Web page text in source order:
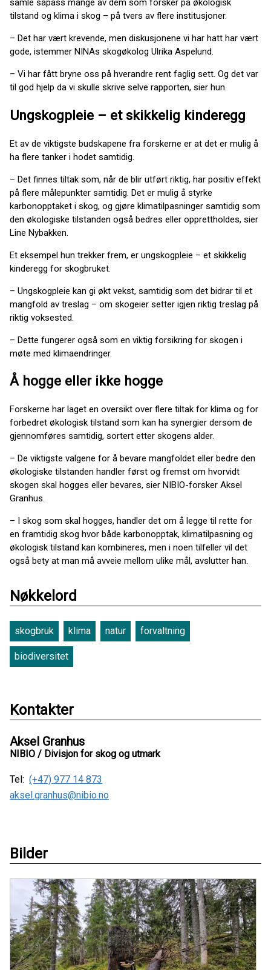
samle såpass mange av dem som forsker på økologisk
tilstand og klima i skog – på tvers av flere institusjoner.
– Det har vært krevende, men diskusjonene vi har hatt har vært
gode, istemmer NINAs skogøkolog Ulrika Aspelund.
– Vi har fått bryne oss på hverandre rent faglig sett. Og det var
til god hjelp da vi skulle skrive selve rapporten, sier hun.
Ungskogpleie – et skikkelig kinderegg
Et av de viktigste budskapene fra forskerne er at det er mulig å
ha flere tanker i hodet samtidig.
– Det finnes tiltak som, når de blir utført riktig, har positiv effekt
på flere målepunkter samtidig. Det er mulig å styrke
karbonopptaket i skog, og gjøre klimatilpasninger samtidig som
den økologiske tilstanden også bedres eller opprettholdes, sier
Line Nybakken.
Et eksempel hun trekker frem, er ungskogpleie – et skikkelig
kinderegg for skogbruket.
– Ungskogpleie kan gi økt vekst, samtidig som det bidrar til et
mangfold av treslag – om skogeier setter igjen riktig treslag på
riktig voksested.
– Dette fungerer også som en viktig forsikring for skogen i
møte med klimaendringer.
Å hogge eller ikke hogge
Forskerne har laget en oversikt over flere tiltak for klima og for
forbedret økologisk tilstand som kan ha synergier dersom de
gjennomføres samtidig, sortert etter skogens alder.
– De viktigste valgene for å bevare mangfoldet eller bedre den
økologiske tilstanden handler først og fremst om hvorvidt
skogen skal hogges eller bevares, sier NIBIO-forsker Aksel
Granhus.
– I skog som skal hogges, handler det om å legge til rette for
en framtidig skog hvor både karbonopptak, klimatilpasning og
økologisk tilstand kan kombineres, men i noen tilfeller vil det
også bety at man må avveie mellom ulike mål, avslutter han.
Nøkkelord
skogbruk klima natur forvaltning
biodiversitet
Kontakter
Aksel Granhus
NIBIO / Divisjon for skog og utmark
Tel: (+47) 977 14 873
aksel.granhus@nibio.no
Bilder